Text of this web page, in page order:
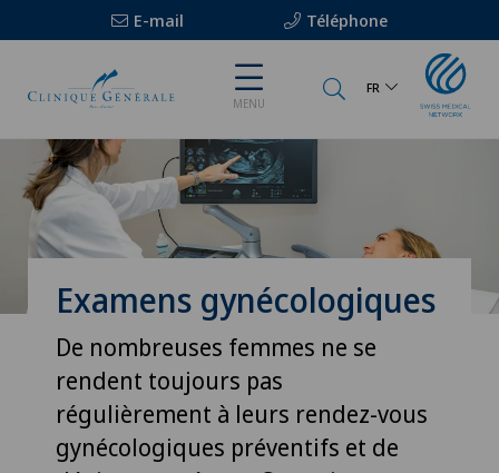
E-mail Téléphone
MENU
FR
Examens gynécologiques
De nombreuses femmes ne se
rendent toujours pas
régulièrement à leurs rendez-vous
gynécologiques préventifs et de